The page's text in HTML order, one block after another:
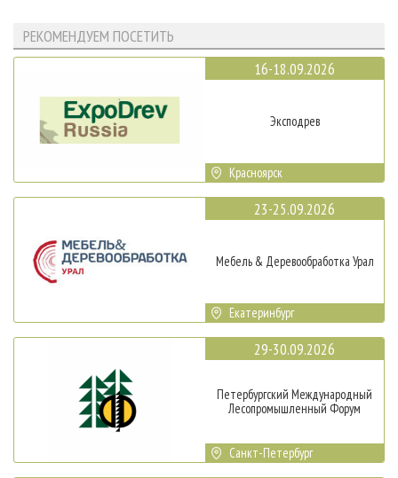
РЕКОМЕНДУЕМ ПОСЕТИТЬ
16-18.09.2026
Эксподрев
Красноярск
23-25.09.2026
Мебель & Деревообработка Урал
Екатеринбург
29-30.09.2026
Петербургский Международный
Лесопромышленный Форум
Санкт-Петербург